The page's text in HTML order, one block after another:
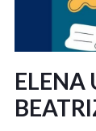
ELENA